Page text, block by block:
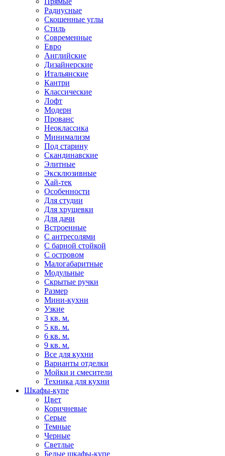
Радиусные
Скошенные углы
Стиль
Современные
Евро
Английские
Дизайнерские
Итальянские
Кантри
Классические
Лофт
Модерн
Прованс
Неоклассика
Минимализм
Под старину
Скандинавские
Элитные
Эксклюзивные
Хай-тек
Особенности
Для студии
Для хрущевки
Для дачи
Встроенные
С антресолями
С барной стойкой
С островом
Малогабаритные
Модульные
Скрытые ручки
Размер
Мини-кухни
Узкие
3 кв. м.
5 кв. м.
6 кв. м.
9 кв. м.
Все для кухни
Варианты отделки
Мойки и смесители
Техника для кухни
Шкафы-купе
Цвет
Коричневые
Серые
Темные
Черные
Светлые
Белые шкафы-купе